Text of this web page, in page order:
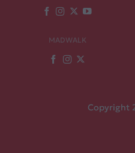
MADWALK
Copyright